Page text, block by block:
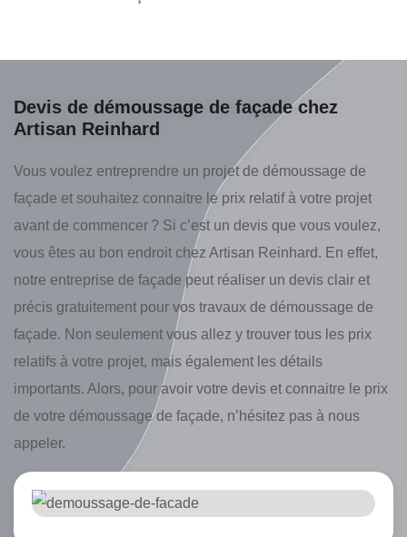
Devis de démoussage de façade chez
Artisan Reinhard
Vous voulez entreprendre un projet de démoussage de
façade et souhaitez connaitre le prix relatif à votre projet
avant de commencer ? Si c’est un devis que vous voulez,
vous êtes au bon endroit chez Artisan Reinhard. En effet,
notre entreprise de façade peut réaliser un devis clair et
précis gratuitement pour vos travaux de démoussage de
façade. Non seulement vous allez y trouver tous les prix
relatifs à votre projet, mais également les détails
importants. Alors, pour avoir votre devis et connaitre le prix
de votre démoussage de façade, n’hésitez pas à nous
appeler.